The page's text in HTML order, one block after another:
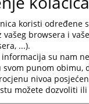
koristi određene
browsera i
...).
informacija su nam
punom obimu,
nivoa
možete dozvoliti